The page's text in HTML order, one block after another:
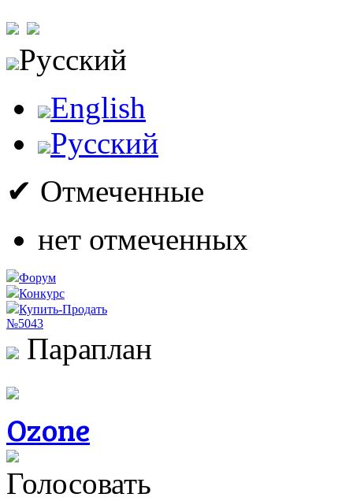
Русский
English
Русский
✔ Отмеченные
нет отмеченных
Форум
Конкурс
Купить-Продать
№5043
Параплан
Ozone
Голосовать